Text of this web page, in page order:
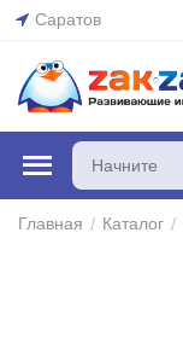
Саратов
Главная / Каталог /